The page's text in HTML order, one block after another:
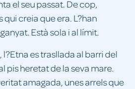
el seu passat. De cop,
creia que era. L?han
Està sola i al límit.
l?Etna es trasllada al barri del
pis heretat de la seva mare.
amagada, unes arrels que